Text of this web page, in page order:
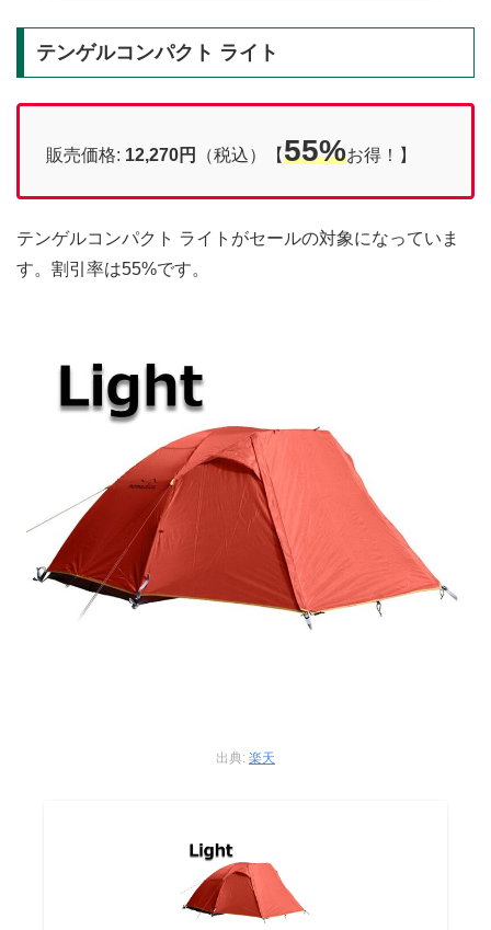
テンゲルコンパクト ライト
販売価格: 12,270円 （税込）【55%お得！】
テンゲルコンパクト ライトがセールの対象になっていま
す。割引率は55%です。
出典: 楽天